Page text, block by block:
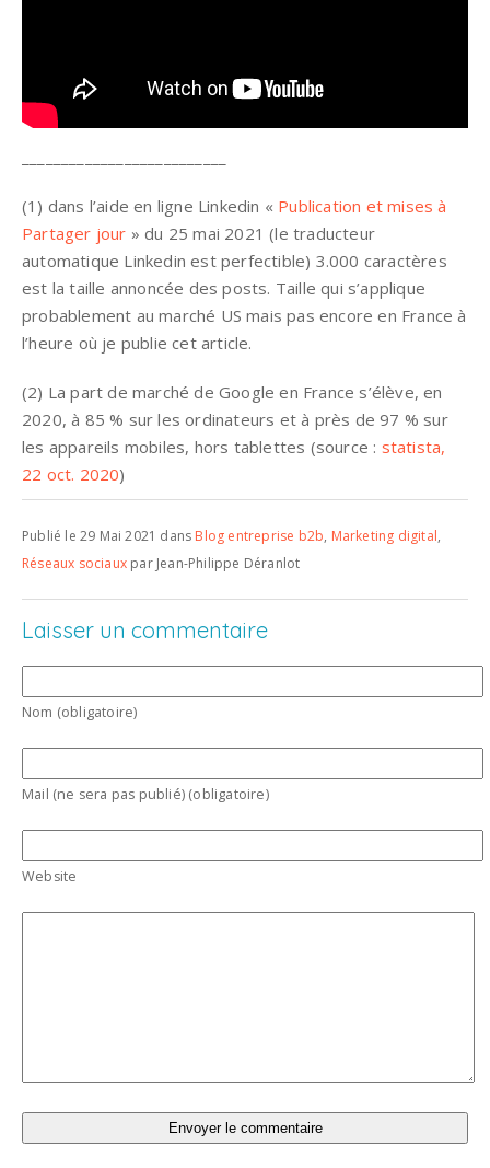
(1) dans l’aide en ligne Linkedin « Publication et mises à
Partager jour » du 25 mai 2021 (le traducteur
automatique Linkedin est perfectible) 3.000 caractères
est la taille annoncée des posts. Taille qui s’applique
probablement au marché US mais pas encore en France à
l’heure où je publie cet article.
(2) La part de marché de Google en France s’élève, en
2020, à 85 % sur les ordinateurs et à près de 97 % sur
les appareils mobiles, hors tablettes (source : statista,
22 oct. 2020)
Publié le 29 Mai 2021 dans Blog entreprise b2b, Marketing digital,
Réseaux sociaux par Jean-Philippe Déranlot
Laisser un commentaire
Nom (obligatoire)
Mail (ne sera pas publié) (obligatoire)
Website